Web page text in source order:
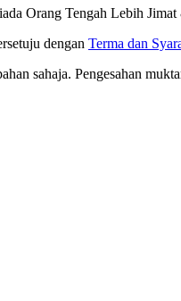
Orang Tengah Lebih
dengan Terma dan
sahaja. Pengesahan